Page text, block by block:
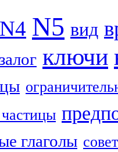
N4 N5 вид
ключи
глаголы совет